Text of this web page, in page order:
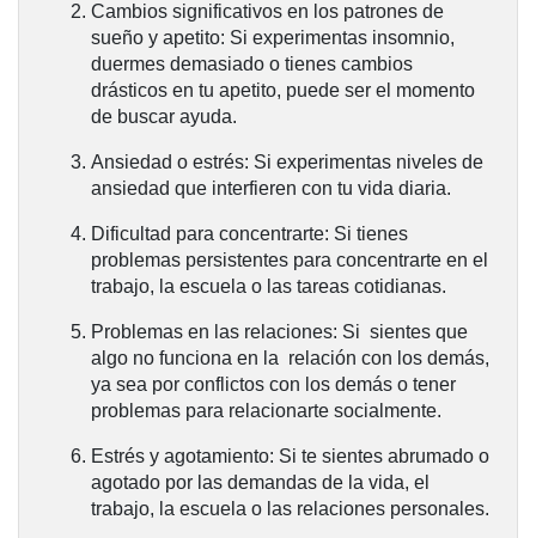
Cambios significativos en los patrones de
sueño y apetito: Si experimentas insomnio,
duermes demasiado o tienes cambios
drásticos en tu apetito, puede ser el momento
de buscar ayuda.
Ansiedad o estrés: Si experimentas niveles de
ansiedad que interfieren con tu vida diaria.
Dificultad para concentrarte: Si tienes
problemas persistentes para concentrarte en el
trabajo, la escuela o las tareas cotidianas.
Problemas en las relaciones: Si sientes que
algo no funciona en la relación con los demás,
ya sea por conflictos con los demás o tener
problemas para relacionarte socialmente.
Estrés y agotamiento: Si te sientes abrumado o
agotado por las demandas de la vida, el
trabajo, la escuela o las relaciones personales.